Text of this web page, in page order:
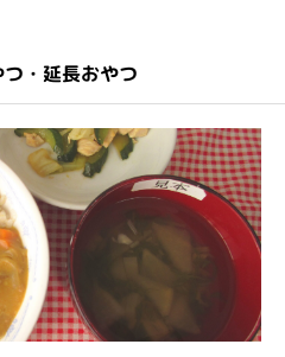
・延長おやつ